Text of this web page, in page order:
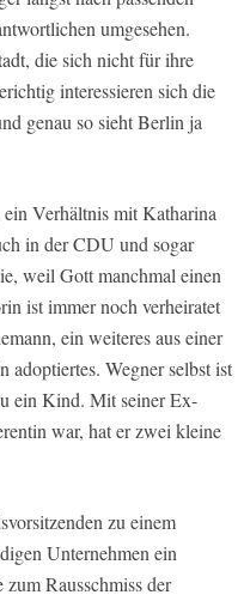
umgesehen.
die sich nicht für ihre
interessieren sich die
genau so sieht Berlin ja
Verhältnis mit Katharina
in der CDU und sogar
weil Gott manchmal einen
ist immer noch verheiratet
ein weiteres aus einer
adoptiertes. Wegner selbst ist
ein Kind. Mit seiner Ex-
war, hat er zwei kleine
zu einem
Unternehmen ein
Rausschmiss der